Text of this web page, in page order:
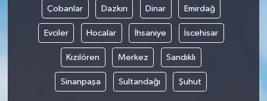
Çobanlar Dazkırı Dinar Emirdağ
Evciler Hocalar İhsaniye İscehisar
Kızılören Merkez Sandıklı
Sinanpaşa Sultandağı Şuhut